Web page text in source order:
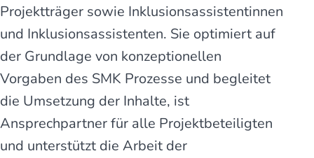
Projektträger sowie Inklusionsassistentinnen
und Inklusionsassistenten. Sie optimiert auf
der Grundlage von konzeptionellen
Vorgaben des SMK Prozesse und begleitet
die Umsetzung der Inhalte, ist
Ansprechpartner für alle Projektbeteiligten
und unterstützt die Arbeit der